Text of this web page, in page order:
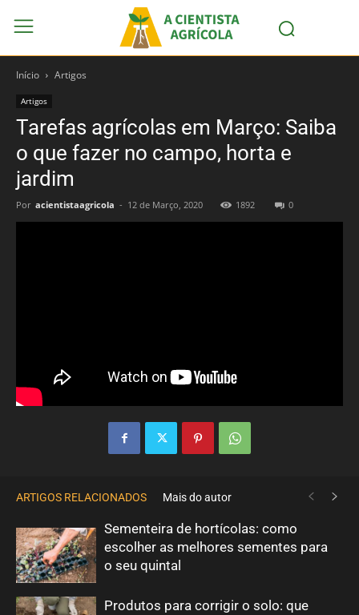
Início Artigos
Artigos
Tarefas agrícolas em Março: Saiba
o que fazer no campo, horta e
jardim
Por acientistaagricola - 12 de Março, 2020 1892 0
ARTIGOS RELACIONADOS Mais do autor
Sementeira de hortícolas: como
escolher as melhores sementes para
o seu quintal
Produtos para corrigir o solo: que